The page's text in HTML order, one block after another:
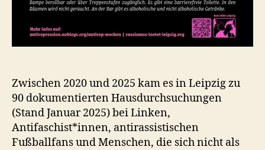
Zwischen 2020 und 2025 kam es in Leipzig zu
90 dokumentierten Hausdurchsuchungen
(Stand Januar 2025) bei Linken,
Antifaschist*innen, antirassistischen
Fußballfans und Menschen, die sich nicht als